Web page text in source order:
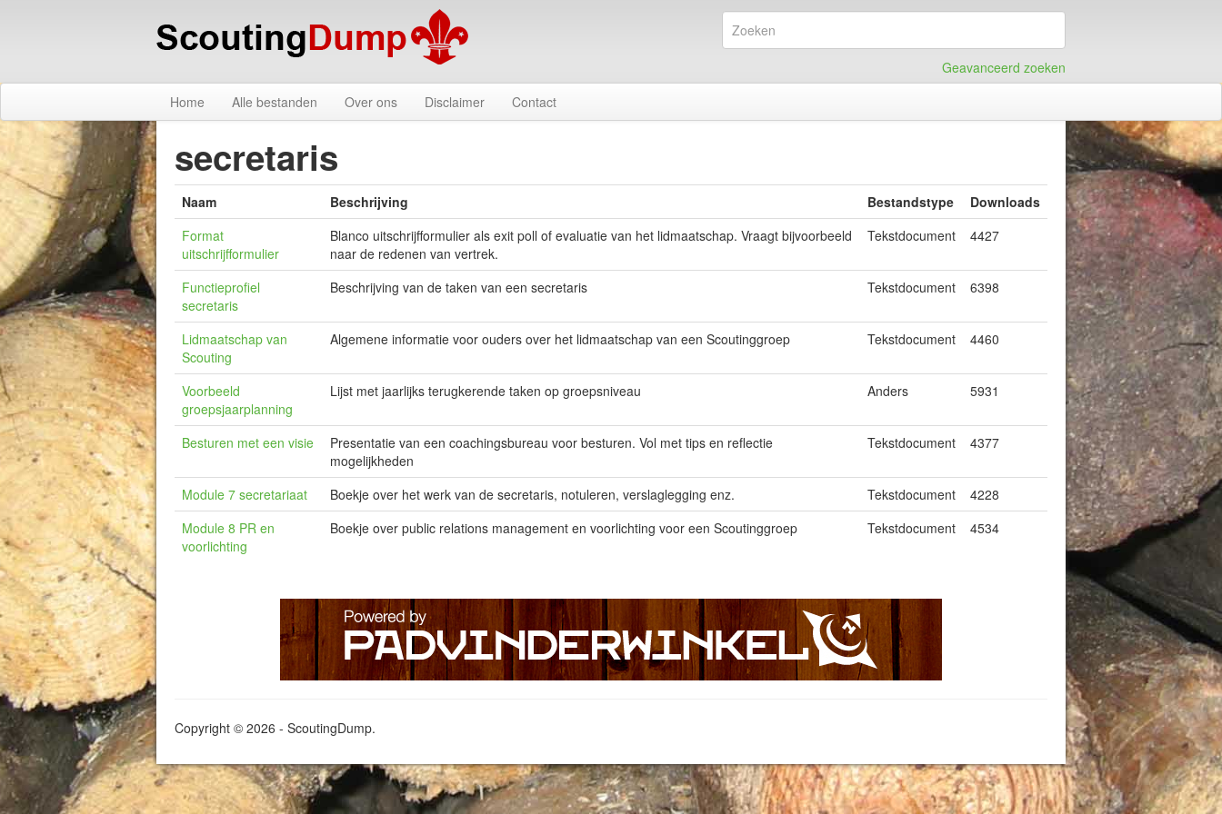
Geavanceerd zoeken
Home
Alle bestanden Over ons Disclaimer Contact
secretaris
Naam Beschrijving Bestandstype
Downloads
Format
uitschrijfformulier
Blanco uitschrijfformulier als exit poll of evaluatie van het lidmaatschap. Vraagt bijvoorbeeld
naar de redenen van vertrek.
Tekstdocument 4427
Functieprofiel
secretaris
Beschrijving van de taken van een secretaris Tekstdocument 6398
Lidmaatschap van
Scouting
Algemene informatie voor ouders over het lidmaatschap van een Scoutinggroep Tekstdocument 4460
Voorbeeld
groepsjaarplanning
Lijst met jaarlijks terugkerende taken op groepsniveau Anders 5931
Besturen met een visie
Presentatie van een coachingsbureau voor besturen. Vol met tips en reflectie
mogelijkheden
Tekstdocument 4377
Module 7 secretariaat Boekje over het werk van de secretaris, notuleren, verslaglegging enz. Tekstdocument
4228
Module 8 PR en
voorlichting
Boekje over public relations management en voorlichting voor een Scoutinggroep Tekstdocument 4534
Copyright © 2026 - ScoutingDump.